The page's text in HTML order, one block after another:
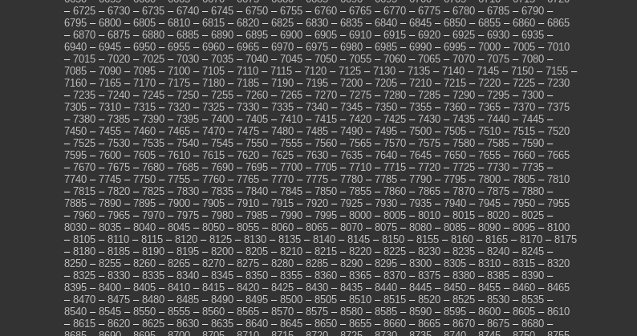
– 6725 – 6730 – 6735 – 6740 – 6745 – 6750 – 6755 – 6760 – 6765 – 6770 – 6775 – 6780 – 6785 – 6790 –
6795 – 6800 – 6805 – 6810 – 6815 – 6820 – 6825 – 6830 – 6835 – 6840 – 6845 – 6850 – 6855 – 6860 – 6865
– 6870 – 6875 – 6880 – 6885 – 6890 – 6895 – 6900 – 6905 – 6910 – 6915 – 6920 – 6925 – 6930 – 6935 –
6940 – 6945 – 6950 – 6955 – 6960 – 6965 – 6970 – 6975 – 6980 – 6985 – 6990 – 6995 – 7000 – 7005 – 7010
– 7015 – 7020 – 7025 – 7030 – 7035 – 7040 – 7045 – 7050 – 7055 – 7060 – 7065 – 7070 – 7075 – 7080 –
7085 – 7090 – 7095 – 7100 – 7105 – 7110 – 7115 – 7120 – 7125 – 7130 – 7135 – 7140 – 7145 – 7150 – 7155 –
7160 – 7165 – 7170 – 7175 – 7180 – 7185 – 7190 – 7195 – 7200 – 7205 – 7210 – 7215 – 7220 – 7225 – 7230
– 7235 – 7240 – 7245 – 7250 – 7255 – 7260 – 7265 – 7270 – 7275 – 7280 – 7285 – 7290 – 7295 – 7300 –
7305 – 7310 – 7315 – 7320 – 7325 – 7330 – 7335 – 7340 – 7345 – 7350 – 7355 – 7360 – 7365 – 7370 – 7375
– 7380 – 7385 – 7390 – 7395 – 7400 – 7405 – 7410 – 7415 – 7420 – 7425 – 7430 – 7435 – 7440 – 7445 –
7450 – 7455 – 7460 – 7465 – 7470 – 7475 – 7480 – 7485 – 7490 – 7495 – 7500 – 7505 – 7510 – 7515 – 7520
– 7525 – 7530 – 7535 – 7540 – 7545 – 7550 – 7555 – 7560 – 7565 – 7570 – 7575 – 7580 – 7585 – 7590 –
7595 – 7600 – 7605 – 7610 – 7615 – 7620 – 7625 – 7630 – 7635 – 7640 – 7645 – 7650 – 7655 – 7660 – 7665
– 7670 – 7675 – 7680 – 7685 – 7690 – 7695 – 7700 – 7705 – 7710 – 7715 – 7720 – 7725 – 7730 – 7735 –
7740 – 7745 – 7750 – 7755 – 7760 – 7765 – 7770 – 7775 – 7780 – 7785 – 7790 – 7795 – 7800 – 7805 – 7810
– 7815 – 7820 – 7825 – 7830 – 7835 – 7840 – 7845 – 7850 – 7855 – 7860 – 7865 – 7870 – 7875 – 7880 –
7885 – 7890 – 7895 – 7900 – 7905 – 7910 – 7915 – 7920 – 7925 – 7930 – 7935 – 7940 – 7945 – 7950 – 7955
– 7960 – 7965 – 7970 – 7975 – 7980 – 7985 – 7990 – 7995 – 8000 – 8005 – 8010 – 8015 – 8020 – 8025 –
8030 – 8035 – 8040 – 8045 – 8050 – 8055 – 8060 – 8065 – 8070 – 8075 – 8080 – 8085 – 8090 – 8095 – 8100
– 8105 – 8110 – 8115 – 8120 – 8125 – 8130 – 8135 – 8140 – 8145 – 8150 – 8155 – 8160 – 8165 – 8170 – 8175
– 8180 – 8185 – 8190 – 8195 – 8200 – 8205 – 8210 – 8215 – 8220 – 8225 – 8230 – 8235 – 8240 – 8245 –
8250 – 8255 – 8260 – 8265 – 8270 – 8275 – 8280 – 8285 – 8290 – 8295 – 8300 – 8305 – 8310 – 8315 – 8320
– 8325 – 8330 – 8335 – 8340 – 8345 – 8350 – 8355 – 8360 – 8365 – 8370 – 8375 – 8380 – 8385 – 8390 –
8395 – 8400 – 8405 – 8410 – 8415 – 8420 – 8425 – 8430 – 8435 – 8440 – 8445 – 8450 – 8455 – 8460 – 8465
– 8470 – 8475 – 8480 – 8485 – 8490 – 8495 – 8500 – 8505 – 8510 – 8515 – 8520 – 8525 – 8530 – 8535 –
8540 – 8545 – 8550 – 8555 – 8560 – 8565 – 8570 – 8575 – 8580 – 8585 – 8590 – 8595 – 8600 – 8605 – 8610
– 8615 – 8620 – 8625 – 8630 – 8635 – 8640 – 8645 – 8650 – 8655 – 8660 – 8665 – 8670 – 8675 – 8680 –